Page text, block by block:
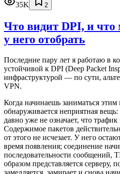
35K
2
Что видит DPI, и
у него отобрать
Последние пару лет я работаю в
устойчивой к DPI (Deep Packet
инфраструктурой — по сути,
VPN.
Когда начинаешь заниматься этим
обнаруживается неприятная
давно уже не означает, что трафик
Содержимое пакетов
от этого не исчезает. У него
время появления; соединение
последовательности сообщений,
образом представляется серверу,
замедляется, замирает и снова